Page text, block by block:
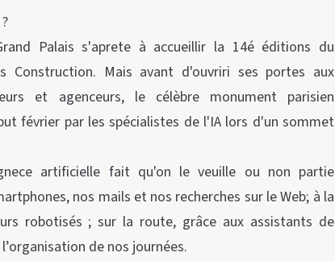
?
Palais s'aprete à accueillir la 14é éditions du
Construction. Mais avant d'ouvriri ses portes aux
et agenceurs, le célèbre monument parisien
février par les spécialistes de l'IA lors d'un sommet
artificielle fait qu'on le veuille ou non partie
nos mails et nos recherches sur le Web; à la
robotisés ; sur la route, grâce aux assistants de
de nos journées.